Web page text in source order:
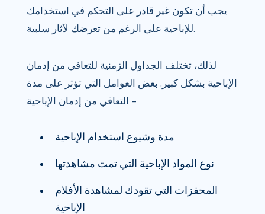
يجب أن تكون غير قادر على التحكم في استخدامك
للإباحية على الرغم من تعرضك لآثار سلبية.
لذلك، تختلف الجداول الزمنية للتعافي من إدمان
الإباحية بشكل كبير. بعض العوامل التي تؤثر على مدة
التعافي من إدمان الإباحية –
مدة وشيوع استخدام الإباحية
نوع المواد الإباحية التي تمت مشاهدتها
المحفزات التي تقودك لمشاهدة الأفلام
الإباحية